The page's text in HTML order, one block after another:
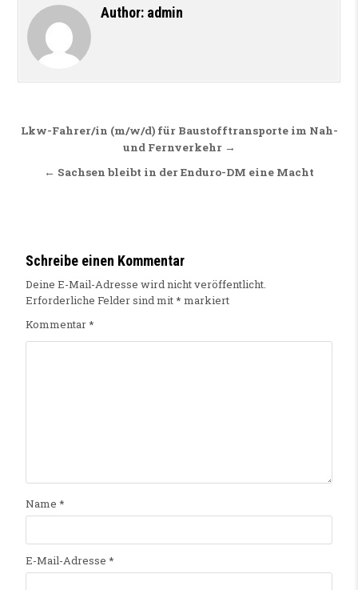
Author: admin
Beitragsnavigation
Lkw-Fahrer/in (m/w/d) für Baustofftransporte im Nah-
und Fernverkehr →
← Sachsen bleibt in der Enduro-DM eine Macht
Schreibe einen Kommentar
Deine E-Mail-Adresse wird nicht veröffentlicht.
Erforderliche Felder sind mit* markiert
Kommentar*
Name *
E-Mail-Adresse *